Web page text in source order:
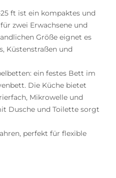
ft ist ein kompaktes und
zwei Erwachsene und
Größe eignet es
Küstenstraßen und
ein festes Bett im
Die Küche bietet
Mikrowelle und
Dusche und Toilette sorgt
perfekt für flexible